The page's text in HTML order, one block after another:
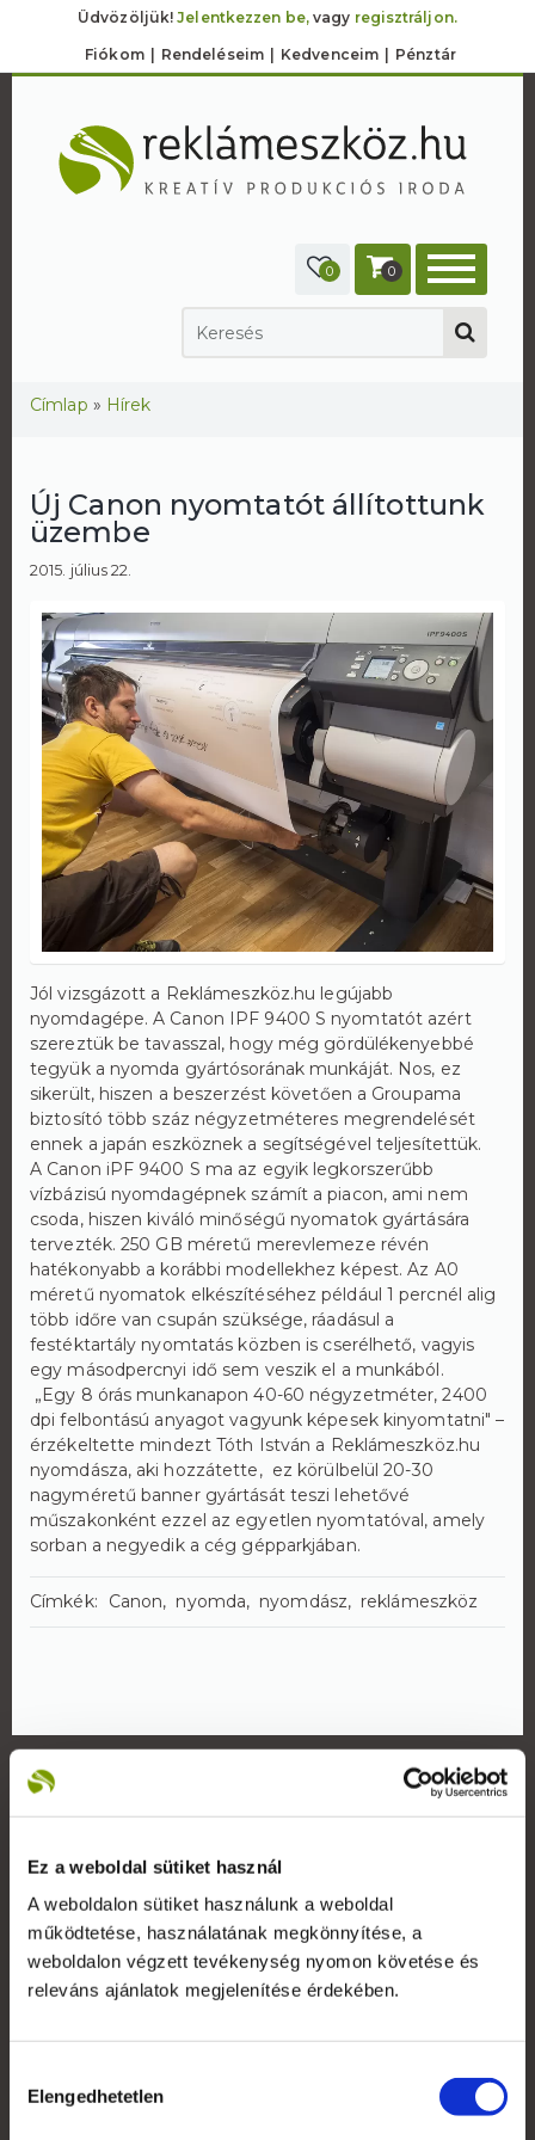
Ez a weboldal sütiket használ
A weboldalon sütiket használunk a weboldal
működtetése, használatának megkönnyítése, a
weboldalon végzett tevékenység nyomon követése és
releváns ajánlatok megjelenítése érdekében.
kiválasztása
Elengedhetetlen
Üdvözöljük!Jelentkezzen be,vagy regisztráljon.
Fiókom Rendeléseim Kedvenceim Pénztár
0 0
Jelenlegi hely
Címlap » Hírek
Új Canon nyomtatót állítottunk
üzembe
2015. július 22.
Jól vizsgázott a Reklámeszköz.hu legújabb
nyomdagépe. A Canon IPF 9400 S nyomtatót azért
szereztük be tavasszal, hogy még gördülékenyebbé
tegyük a nyomda gyártósorának munkáját. Nos, ez
sikerült, hiszen a beszerzést követően a Groupama
biztosító több száz négyzetméteres megrendelését
ennek a japán eszköznek a segítségével teljesítettük.
A Canon iPF 9400 S ma az egyik legkorszerűbb
vízbázisú nyomdagépnek számít a piacon, ami nem
csoda, hiszen kiváló minőségű nyomatok gyártására
tervezték. 250 GB méretű merevlemeze révén
hatékonyabb a korábbi modellekhez képest. Az A0
méretű nyomatok elkészítéséhez például 1 percnél alig
több időre van csupán szüksége, ráadásul a
festéktartály nyomtatás közben is cserélhető, vagyis
egy másodpercnyi idő sem veszik el a munkából.
„Egy 8 órás munkanapon 40-60 négyzetméter, 2400
dpi felbontású anyagot vagyunk képesek kinyomtatni" –
érzékeltette mindezt Tóth István a Reklámeszköz.hu
nyomdásza, aki hozzátette, ez körülbelül 20-30
nagyméretű banner gyártását teszi lehetővé
műszakonként ezzel az egyetlen nyomtatóval, amely
sorban a negyedik a cég gépparkjában.
Címkék: Canon nyomda nyomdász reklámeszköz
Rólunk
display reklámok gyártására alakult vállalkozás. Saját
gyártói kapacitással képesek vagyunk rövid határidővel,
versenyképes árakkal kiszolgálni ügyfeleinket.
+36 1 783 5355